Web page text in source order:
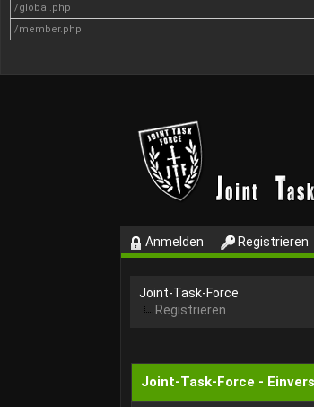
/global.php
/member.php
Anmelden Registrieren
Joint-Task-Force
Registrieren
Joint-Task-Force -